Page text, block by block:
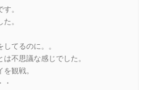
。
。
てるのに。。
不思議な感じでした。
観戦。